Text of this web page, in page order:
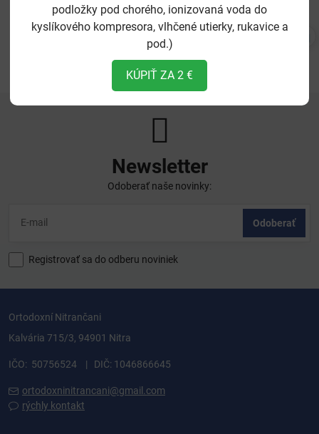
Newsletter
Odoberať naše novinky:
Odoberať
Registrovať sa do odberu noviniek
Ortodoxní Nitrančani
Kalvária 715/3, 94901 Nitra
IČO: 50756524 | DIČ: 1046866645
ortodoxninitrancani@gmail.com
rýchly kontakt
podložky pod chorého, ionizovaná voda do
kyslíkového kompresora, vlhčené utierky, rukavice a
pod.)
KÚPIŤ ZA 2 €